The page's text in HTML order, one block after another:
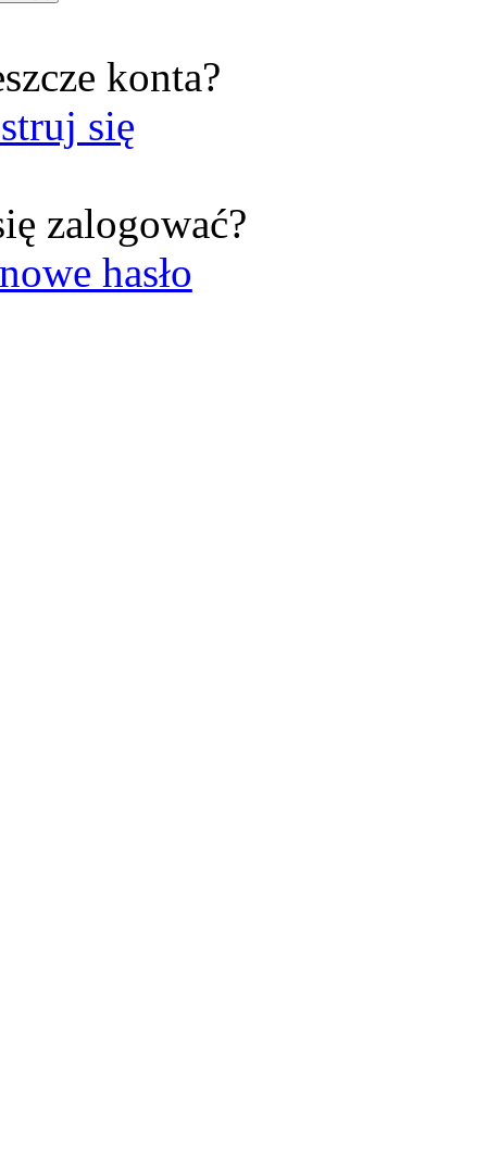
konta?
się
zalogować?
hasło